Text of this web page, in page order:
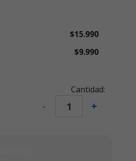
$15.990
$9.990
Cantidad:
- +